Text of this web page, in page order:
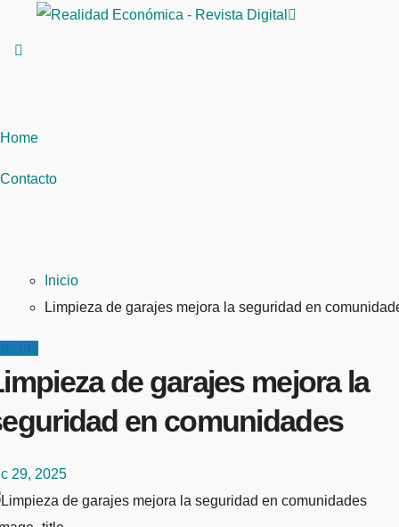
Home
Contacto
Inicio
Limpieza de garajes mejora la seguridad en
de garajes mejora la
en comunidades
29, 2025